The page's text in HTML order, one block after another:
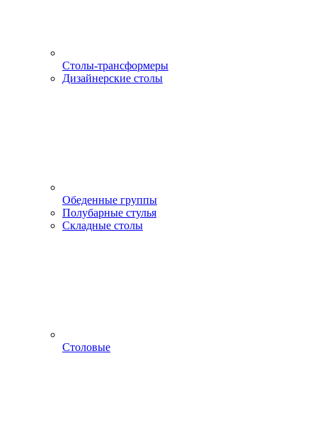
Столы-трансформеры
Дизайнерские столы
Обеденные группы
Полубарные стулья
Складные столы
Столовые